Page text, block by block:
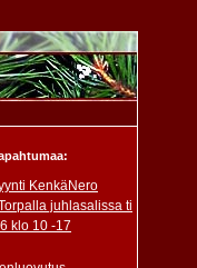
KenkäNero
juhlasalissa ti
klo 10 -17